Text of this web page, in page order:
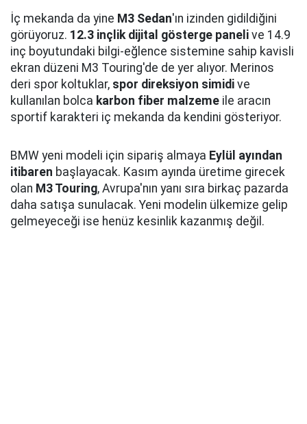
İç mekanda da yine M3 Sedan'ın izinden gidildiğini
görüyoruz. 12.3 inçlik dijital gösterge paneli ve 14.9
inç boyutundaki bilgi-eğlence sistemine sahip kavisli
ekran düzeni M3 Touring'de de yer alıyor. Merinos
deri spor koltuklar, spor direksiyon simidi ve
kullanılan bolca karbon fiber malzeme ile aracın
sportif karakteri iç mekanda da kendini gösteriyor.
BMW yeni modeli için sipariş almaya Eylül ayından
itibaren başlayacak. Kasım ayında üretime girecek
olan M3 Touring, Avrupa'nın yanı sıra birkaç pazarda
daha satışa sunulacak. Yeni modelin ülkemize gelip
gelmeyeceği ise henüz kesinlik kazanmış değil.